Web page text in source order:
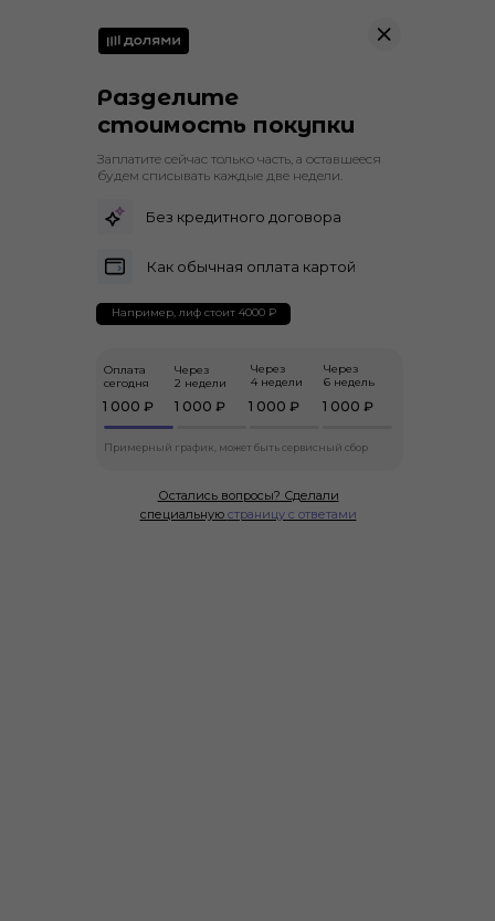
Через
6 недель
1 000 ₽
Через
4 недели
1 000 ₽
Через
2 недели
1 000 ₽
Примерный график, может быть сервисный сбор
Оплата
сегодня
1 000 ₽
Остались вопросы? Сделали
специальную страницу с ответами
Как обычная оплата картой
Без кредитного договора
Заплатите сейчас только часть, а оставшееся
будем списывать каждые две недели.
Разделите
стоимость покупки
Например, лиф стоит 4000 ₽